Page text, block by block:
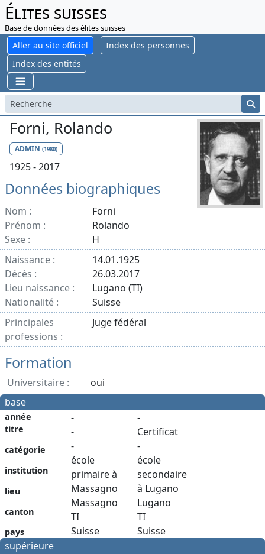
Élites suisses
Base de données des élites suisses
Aller au site officiel
Index des personnes
Index des entités
Forni, Rolando
ADMIN (1980)
1925 - 2017
Données biographiques
Nom :
Forni
Prénom :
Rolando
Sexe :
H
Naissance :
14.01.1925
Décès :
26.03.2017
Lieu naissance :
Lugano (TI)
Nationalité :
Suisse
Principales
professions :
Juge fédéral
Formation
Universitaire :
oui
base
année
titre
catégorie
institution
lieu
canton
pays
-
-
-
école
primaire à
Massagno
Massagno
TI
Suisse
-
Certificat
-
école
secondaire
à Lugano
Lugano
TI
Suisse
supérieure